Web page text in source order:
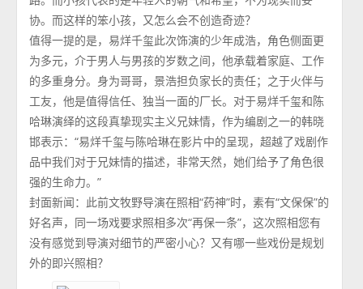
协。而这样的笨小孩，又怎么会不创造奇迹？
值得一提的是，易烊千玺此次饰演的少年成浩，角色侧面更
为多元，介于男人与男孩的岁数之间，他承载着家庭、工作
的多重身分。身为哥哥，景浩担负家长的责任；之于火伴与
工友，他是值得信任、独当一面的厂长。对于易烊千玺和陈
哈琳演绎的这段真挚现实主义兄妹情，作为编剧之一的韩晓
邯表示：“易烊千玺与陈哈琳在影片中的呈现，超越了戏剧作
品中我们对于兄妹情的描述，非常天然，她们给予了角色很
强的生命力。”
封面新闻：此前文牧野导演在照相“药神”时，素有“文保保”的
好名声，同一场戏要求照相多次“再保一条”，这次照相您有
没有感觉到导演对细节的严密小心？又有哪一些戏份是规划
外的即兴照相？